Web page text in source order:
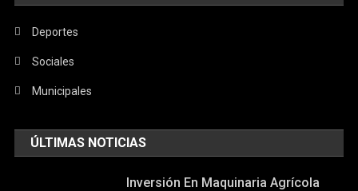
Deportes
Sociales
Municipales
ÚLTIMAS NOTICIAS
Inversión En Maquinaria Agrícola